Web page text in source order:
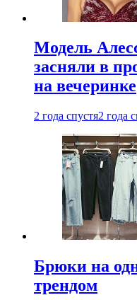
Модель
засняли в
на вечеринке
2 года спустя2 года
Брюки на
трендом